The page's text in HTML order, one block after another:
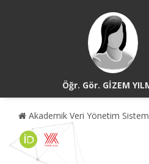
Öğr. Gör. GİZEM
Akademik Veri Yönetim